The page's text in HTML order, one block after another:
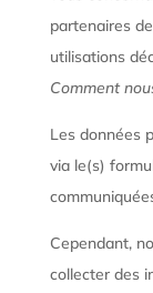
partenaires
utilisations
Comment
Les données
via le(s)
Cependant,
collecter des